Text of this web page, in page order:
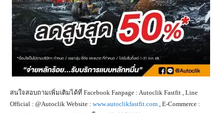
สนใจสอบถามเพิ่มเติมได้ที่ Facebook Fanpage : Autoclik Fastfit , Line
Official : @Autoclik Website : www.autoclikfastfit.com , E-Commerce :